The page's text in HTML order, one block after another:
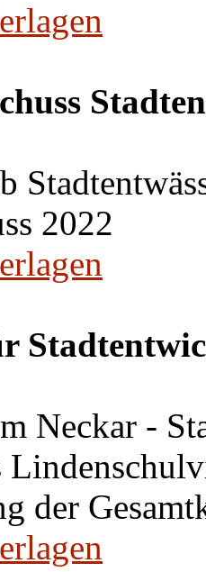
2022
Neckar -
der